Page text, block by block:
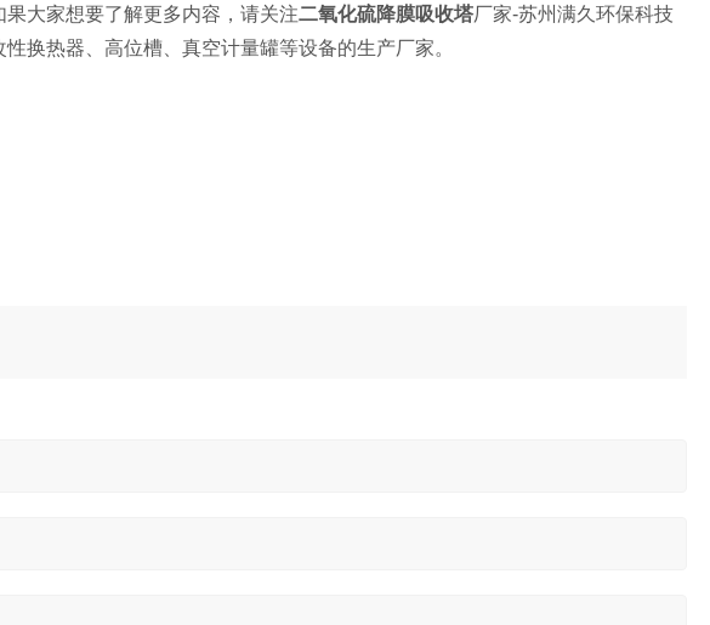
大家想要了解更多内容，请关注二氧化硫降膜吸收塔厂家-苏州满久环保科技
换热器、高位槽、真空计量罐等设备的生产厂家。